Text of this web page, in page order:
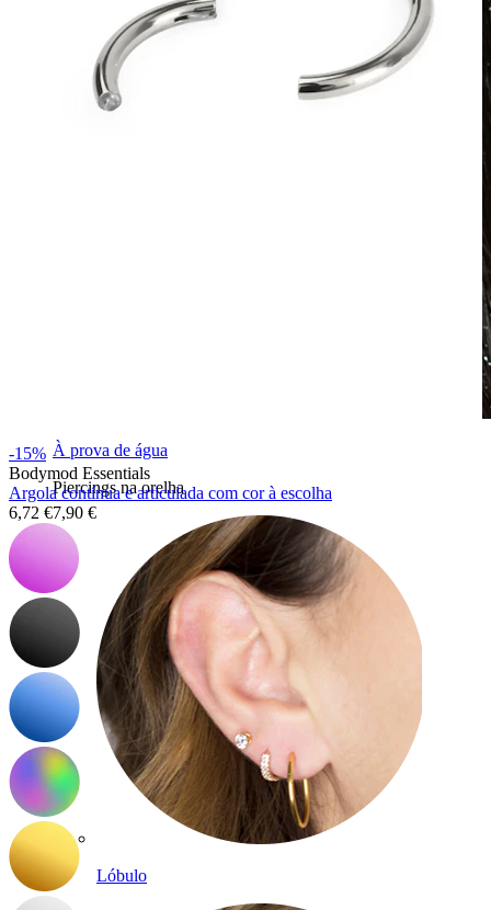
À prova de água
Piercings na orelha
Lóbulo
-15%
Bodymod Essentials
Argola contínua e articulada com cor à escolha
6,72 €7,90 €